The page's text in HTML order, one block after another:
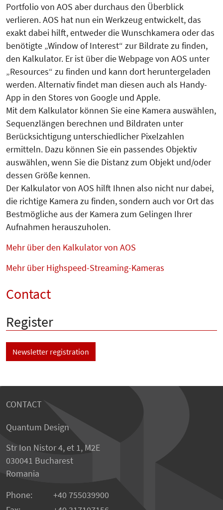
Portfolio von AOS aber durchaus den Überblick
verlieren. AOS hat nun ein Werkzeug entwickelt, das
exakt dabei hilft, entweder die Wunschkamera oder das
benötigte „Window of Interest“ zur Bildrate zu finden,
den Kalkulator. Er ist über die Webpage von AOS unter
„Resources“ zu finden und kann dort heruntergeladen
werden. Alternativ findet man diesen auch als Handy-
App in den Stores von Google und Apple.
Mit dem Kalkulator können Sie eine Kamera auswählen,
Sequenzlängen berechnen und Bildraten unter
Berücksichtigung unterschiedlicher Pixelzahlen
ermitteln. Dazu können Sie ein passendes Objektiv
auswählen, wenn Sie die Distanz zum Objekt und/oder
dessen Größe kennen.
Der Kalkulator von AOS hilft Ihnen also nicht nur dabei,
die richtige Kamera zu finden, sondern auch vor Ort das
Bestmögliche aus der Kamera zum Gelingen Ihrer
Aufnahmen herauszuholen.
Mehr über den Kalkulator von AOS
Mehr über Highspeed-Streaming-Kameras
Contact
Register
Newsletter registration
CONTACT
Quantum Design
Str Ion Nistor 4, et 1, M2E
030041 Bucharest
Romania
Phone:
+40 755039900